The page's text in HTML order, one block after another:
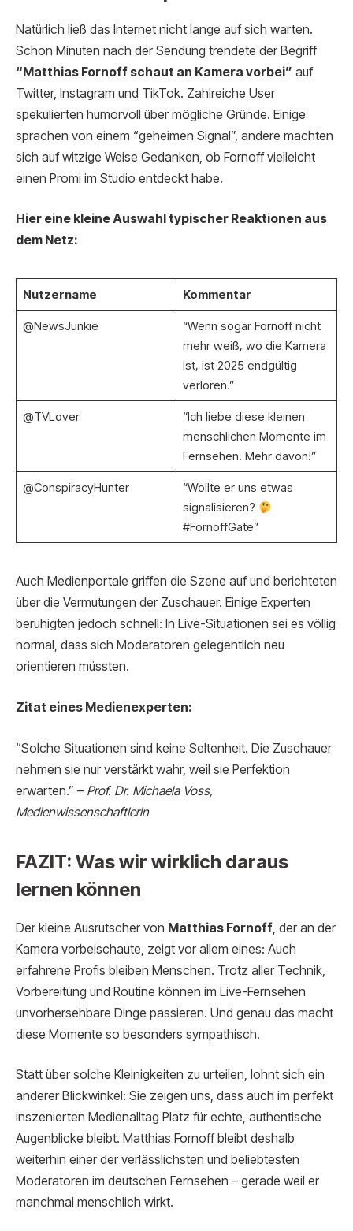
Natürlich ließ das Internet nicht lange auf sich warten.
Schon Minuten nach der Sendung trendete der Begriff
“Matthias Fornoff schaut an Kamera vorbei” auf
Twitter, Instagram und TikTok. Zahlreiche User
spekulierten humorvoll über mögliche Gründe. Einige
sprachen von einem “geheimen Signal”, andere machten
sich auf witzige Weise Gedanken, ob Fornoff vielleicht
einen Promi im Studio entdeckt habe.
Hier eine kleine Auswahl typischer Reaktionen aus
dem Netz:
Nutzername Kommentar
@NewsJunkie
“Wenn sogar Fornoff nicht
mehr weiß, wo die Kamera
ist, ist 2025 endgültig
verloren.”
@TVLover
“Ich liebe diese kleinen
menschlichen Momente im
Fernsehen. Mehr davon!”
@ConspiracyHunter
“Wollte er uns etwas
signalisieren?
#FornoffGate”
Auch Medienportale griffen die Szene auf und berichteten
über die Vermutungen der Zuschauer. Einige Experten
beruhigten jedoch schnell: In Live-Situationen sei es völlig
normal, dass sich Moderatoren gelegentlich neu
orientieren müssten.
Zitat eines Medienexperten:
“Solche Situationen sind keine Seltenheit. Die Zuschauer
nehmen sie nur verstärkt wahr, weil sie Perfektion
erwarten.” – Prof. Dr. Michaela Voss,
Medienwissenschaftlerin
FAZIT: Was wir wirklich daraus
lernen können
Der kleine Ausrutscher von Matthias Fornoff , der an der
Kamera vorbeischaute, zeigt vor allem eines: Auch
erfahrene Profis bleiben Menschen. Trotz aller Technik,
Vorbereitung und Routine können im Live-Fernsehen
unvorhersehbare Dinge passieren. Und genau das macht
diese Momente so besonders sympathisch.
Statt über solche Kleinigkeiten zu urteilen, lohnt sich ein
anderer Blickwinkel: Sie zeigen uns, dass auch im perfekt
inszenierten Medienalltag Platz für echte, authentische
Augenblicke bleibt. Matthias Fornoff bleibt deshalb
weiterhin einer der verlässlichsten und beliebtesten
Moderatoren im deutschen Fernsehen – gerade weil er
manchmal menschlich wirkt.